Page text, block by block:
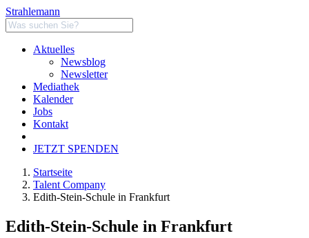
Strahlemann
Aktuelles
Newsblog
Newsletter
Mediathek
Kalender
Jobs
Kontakt
JETZT SPENDEN
Startseite
Talent Company
Edith-Stein-Schule in Frankfurt
Edith-Stein-Schule in Frankfurt